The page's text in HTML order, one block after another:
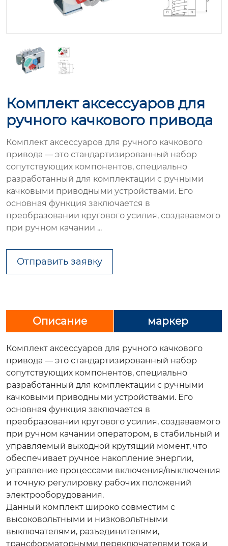
Комплект аксессуаров для
ручного качкового привода
Комплект аксессуаров для ручного качкового
привода — это стандартизированный набор
сопутствующих компонентов, специально
разработанный для комплектации с ручными
качковыми приводными устройствами. Его
основная функция заключается в
преобразовании кругового усилия, создаваемого
при ручном качании ...
Отправить заявку
Описание маркер
Комплект аксессуаров для ручного качкового
привода — это стандартизированный набор
сопутствующих компонентов, специально
разработанный для комплектации с ручными
качковыми приводными устройствами. Его
основная функция заключается в
преобразовании кругового усилия, создаваемого
при ручном качании оператором, в стабильный и
управляемый выходной крутящий момент, что
обеспечивает ручное накопление энергии,
управление процессами включения/выключения
и точную регулировку рабочих положений
электрооборудования.
Данный комплект широко совместим с
высоковольтными и низковольтными
выключателями, разъединителями,
трансформаторными переключателями тока и